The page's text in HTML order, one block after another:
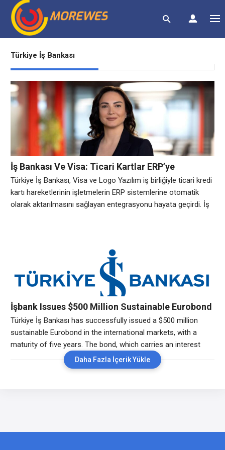
Türkiye İş Bankası
İş Bankası Ve Visa: Ticari Kartlar ERP’ye
Otomatik Aktarılıyor
Türkiye İş Bankası, Visa ve Logo Yazılım iş birliğiyle ticari kredi
kartı hareketlerinin işletmelerin ERP sistemlerine otomatik
olarak aktarılmasını sağlayan entegrasyonu hayata geçirdi. İş
edecek. Şube ağı ya da dijital kanalların artık bankalar için tek
İşbank Issues $500 Million Sustainable Eurobond
Türkiye İş Bankası has successfully issued a $500 million
sustainable Eurobond in the international markets, with a
maturity of five years. The bond, which carries an interest
rate of 7.75%, will fund economic activities within the green
and social categories as outlined in the Bank’s Sustainable
Daha Fazla İçerik Yükle